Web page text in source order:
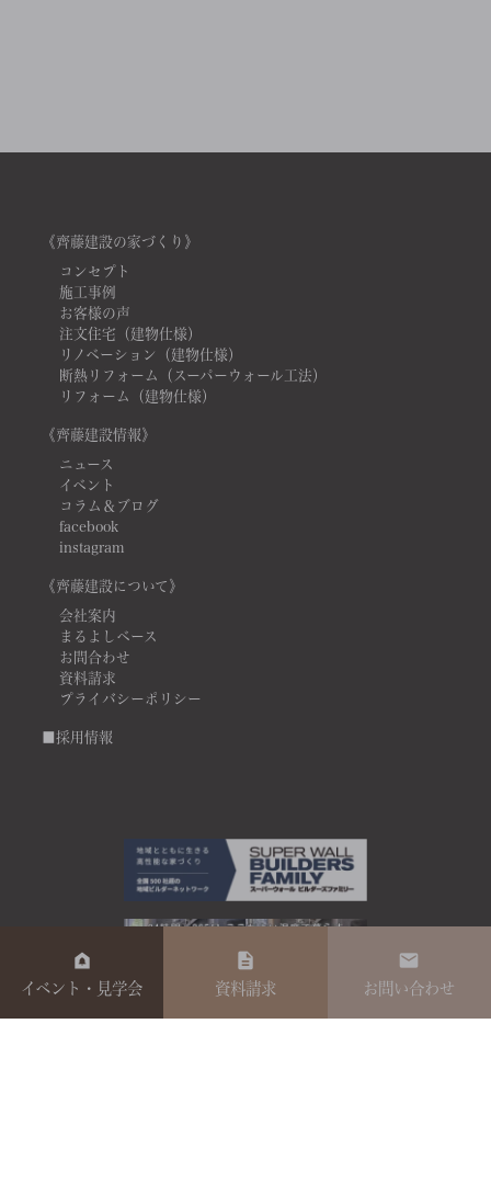
《齊藤建設の家づくり》
コンセプト
施工事例
お客様の声
注文住宅（建物仕様）
リノベーション（建物仕様）
断熱リフォーム（スーパーウォール工法）
リフォーム（建物仕様）
《齊藤建設情報》
ニュース
イベント
コラム＆ブログ
facebook
instagram
《齊藤建設について》
会社案内
まるよしベース
お問合わせ
資料請求
プライバシーポリシー
■採用情報
イベント・見学会 資料請求 お問い合わせ